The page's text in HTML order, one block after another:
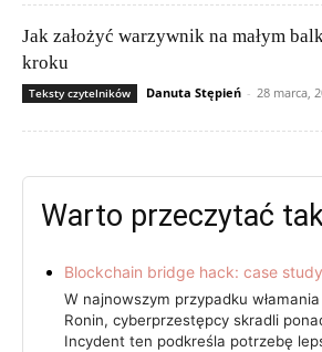
Jak założyć warzywnik na małym
kroku
Teksty czytelników Danuta Stępień - 28 marca,
Warto przeczytać
Blockchain bridge hack: case
W najnowszym przypadku
Ronin, cyberprzestępcy skradli
Incydent ten podkreśla potrzebę